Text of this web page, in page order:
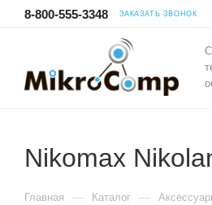
8-800-555-3348 ЗАКАЗАТЬ ЗВОНОК
Nikomax
Главная — Каталог —